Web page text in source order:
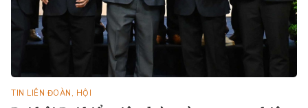
TIN LIÊN ĐOÀN, HỘI